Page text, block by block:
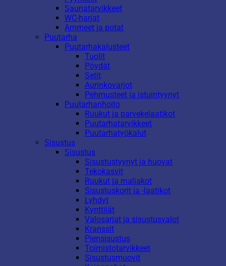
Saunatarvikkeet
WC-harjat
Ammeet ja potat
Puutarha
Puutarhakalusteet
Tuolit
Pöydät
Setit
Aurinkovarjot
Pehmusteet ja istuintyynyt
Puutarhanhoito
Ruukut ja parvekelaatikot
Puutarhatarvikkeet
Puutarhatyökalut
Sisustus
Sisustus
Sisustustyynyt ja huovat
Tekokasvit
Ruukut ja maljakot
Sisustuskorit ja -laatikot
Lyhdyt
Kynttilät
Valosarjat ja sisustusvalot
Kranssit
Piensisustus
Toimistotarvikkeet
Sisustusmuovit